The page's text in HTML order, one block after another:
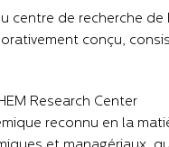
centre de recherche de
conçu,
Research Center
reconnu en la